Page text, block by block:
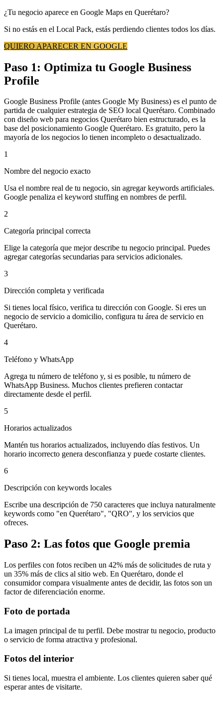
¿Tu negocio aparece en Google Maps en Querétaro?
Si no estás en el Local Pack, estás perdiendo clientes todos los días.
QUIERO APARECER EN GOOGLE
Paso 1: Optimiza tu Google Business
Profile
Google Business Profile (antes Google My Business) es el punto de
partida de cualquier estrategia de SEO local Querétaro. Combinado
con diseño web para negocios Querétaro bien estructurado, es la
base del posicionamiento Google Querétaro. Es gratuito, pero la
mayoría de los negocios lo tienen incompleto o desactualizado.
1
Nombre del negocio exacto
Usa el nombre real de tu negocio, sin agregar keywords artificiales.
Google penaliza el keyword stuffing en nombres de perfil.
2
Categoría principal correcta
Elige la categoría que mejor describe tu negocio principal. Puedes
agregar categorías secundarias para servicios adicionales.
3
Dirección completa y verificada
Si tienes local físico, verifica tu dirección con Google. Si eres un
negocio de servicio a domicilio, configura tu área de servicio en
Querétaro.
4
Teléfono y WhatsApp
Agrega tu número de teléfono y, si es posible, tu número de
WhatsApp Business. Muchos clientes prefieren contactar
directamente desde el perfil.
5
Horarios actualizados
Mantén tus horarios actualizados, incluyendo días festivos. Un
horario incorrecto genera desconfianza y puede costarte clientes.
6
Descripción con keywords locales
Escribe una descripción de 750 caracteres que incluya naturalmente
keywords como "en Querétaro", "QRO", y los servicios que
ofreces.
Paso 2: Las fotos que Google premia
Los perfiles con fotos reciben un 42% más de solicitudes de ruta y
un 35% más de clics al sitio web. En Querétaro, donde el
consumidor compara visualmente antes de decidir, las fotos son un
factor de diferenciación enorme.
Foto de portada
La imagen principal de tu perfil. Debe mostrar tu negocio, producto
o servicio de forma atractiva y profesional.
Fotos del interior
Si tienes local, muestra el ambiente. Los clientes quieren saber qué
esperar antes de visitarte.